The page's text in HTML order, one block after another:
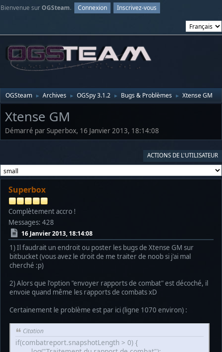
Bienvenue surOGSteam. Connexion Inscrivez-vous
OGSteam ► Archives ► OGSpy 3.1.2 ► Bugs & Problèmes ► Xtense GM
Xtense GM
Démarré par Superbox, 16 Janvier 2013, 18:14:08
ACTIONS DE L'UTILISATEUR
Superbox
Complètement accro !
Messages: 428
16 Janvier 2013, 18:14:08
1) Il faudrait un endroit ou poster les bugs de Xtense GM sur
bitbucket (vous avez le droit de me traiter de noob si j'ai mal
cherché :p)
2) Alors que l'option "envoyer rapports de combat" est décoché, il
envoie quand même les rapports de combats xD
Certainement le problème est par ici (ligne 1070 environ) :
Citation
if(combatreport.snapshotLength > 0) {